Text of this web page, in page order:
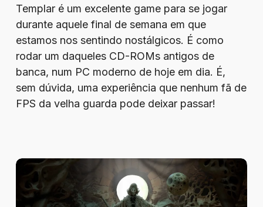
Templar é um excelente game para se jogar
durante aquele final de semana em que
estamos nos sentindo nostálgicos. É como
rodar um daqueles CD-ROMs antigos de
banca, num PC moderno de hoje em dia. É,
sem dúvida, uma experiência que nenhum fã de
FPS da velha guarda pode deixar passar!
Review
Tormentum